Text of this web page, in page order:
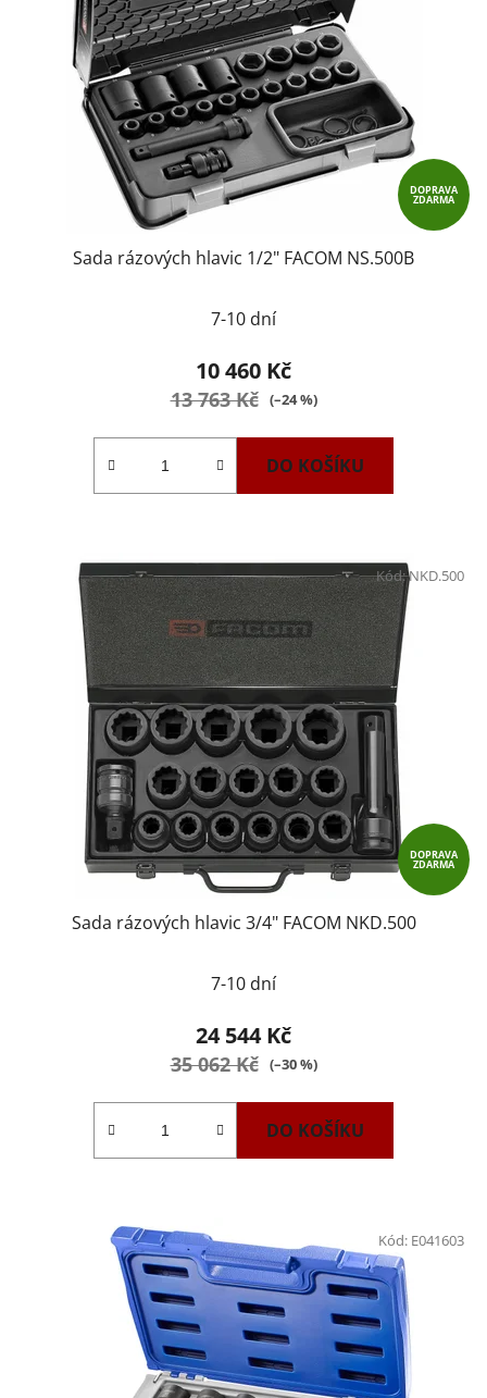
DOPRAVA
ZDARMA
Sada rázových hlavic 1/2" FACOM NS.500B
7-10 dní
10 460 Kč
13 763 Kč (–24 %)
DO KOŠÍKU
DOPRAVA
ZDARMA
Sada rázových hlavic 3/4" FACOM NKD.500
7-10 dní
24 544 Kč
35 062 Kč (–30 %)
DO KOŠÍKU
Kód:NKD.500
Kód: E041603